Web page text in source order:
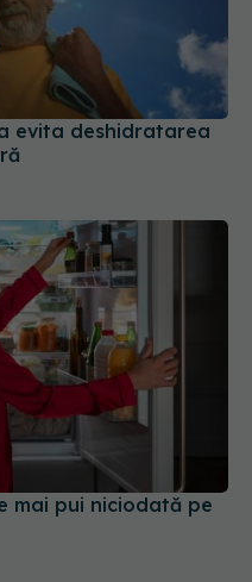
evita deshidratarea
mai pui niciodată pe